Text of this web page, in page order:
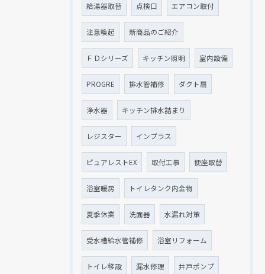
給湯器取替 点検口 エアコン取付
注意喚起 新商品のご紹介
ＦＤシリーズ キッチン照明 室内設備
PROGRE 排水管補修 ダクト扇
浄水器 キッチン排水詰まり
レジスター インプラス
ピュアレストEX 取付工事 便座取替
浴室暖房 トイレタンク内金物
夏季休業 洗面器 水漏れ対策
受水槽給水管補修 浴室リフォーム
トイレ移設 漏水修理 井戸ポンプ